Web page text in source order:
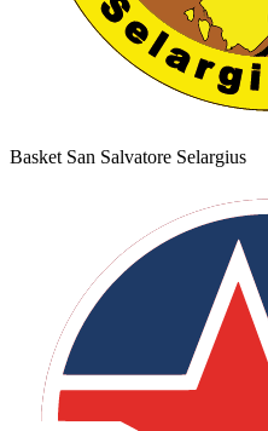
Basket San Salvatore Selargius